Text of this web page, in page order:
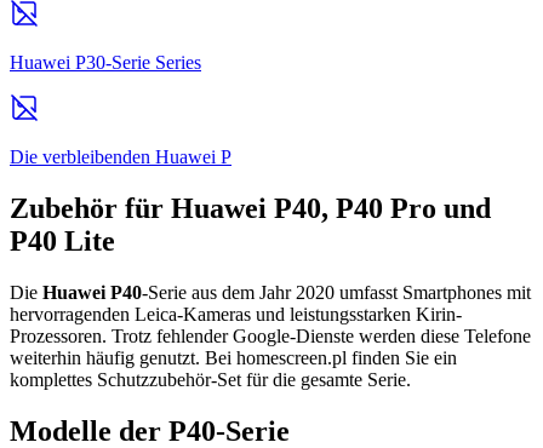
Huawei P30-Serie Series
Die verbleibenden Huawei P
Zubehör für Huawei P40, P40 Pro und
P40 Lite
Die Huawei P40-Serie aus dem Jahr 2020 umfasst Smartphones mit
hervorragenden Leica-Kameras und leistungsstarken Kirin-
Prozessoren. Trotz fehlender Google-Dienste werden diese Telefone
weiterhin häufig genutzt. Bei homescreen.pl finden Sie ein
komplettes Schutzzubehör-Set für die gesamte Serie.
Modelle der P40-Serie